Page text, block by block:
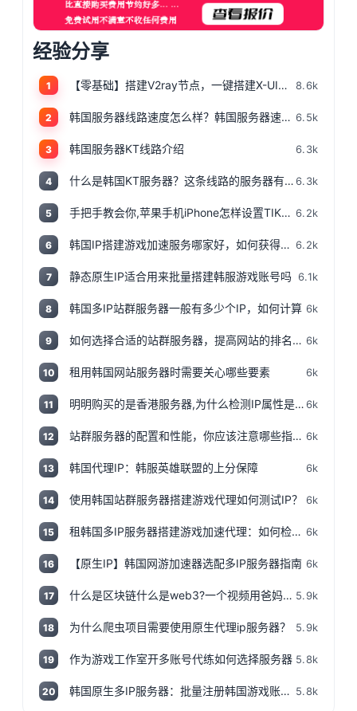
经验分享
1 【零基础】搭建V2ray节点，一键搭建X-UI面板，目前最简单、最安全、最稳定的专属节点搭建方法，晚高峰高速稳定，4K秒开的科学上网 8.6k
2 韩国服务器线路速度怎么样？韩国服务器速度测评 6.5k
3 韩国服务器KT线路介绍 6.3k
4 什么是韩国KT服务器？这条线路的服务器有哪些特点？6.3k
5 手把手教会你,苹果手机iPhone怎样设置TIKTOK文的运营环境，手把手教你怎样运营海外抖音 服务器购买 6.2k
6 韩国IP搭建游戏加速服务哪家好，如何获得韩国IP 6.2k
7 静态原生IP适合用来批量搭建韩服游戏账号吗 6.1k
8 韩国多IP站群服务器一般有多少个IP，如何计算 6k
9 如何选择合适的站群服务器，提高网站的排名和流量 6k
10 租用韩国网站服务器时需要关心哪些要素 6k
11 明明购买的是香港服务器,为什么检测IP属性是归美国?「视频+文案」6k
12 站群服务器的配置和性能，你应该注意哪些指标和参数？ 6k
13 韩国代理IP：韩服英雄联盟的上分保障 6k
14 使用韩国站群服务器搭建游戏代理如何测试IP？ 6k
15 租韩国多IP服务器搭建游戏加速代理：如何检测IP地址是否为本地IP 6k
16 【原生IP】韩国网游加速器选配多IP服务器指南 6k
17 什么是区块链什么是web3?一个视频用爸妈都能听得懂的话说清楚,撸空投入门视频! 5.9k
18 为什么爬虫项目需要使用原生代理ip服务器？ 5.9k
19 作为游戏工作室开多账号代练如何选择服务器 5.8k
20 韩国原生多IP服务器：批量注册韩国游戏账号神器 5.8k